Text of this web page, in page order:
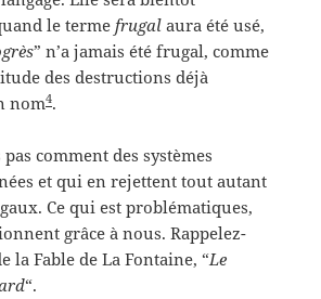
le terme frugalaura été usé,
” n’a jamais été frugal, comme
des destructions déjà
nom4.
comment des systèmes
et qui en rejettent tout autant
Ce qui est problématiques,
grâce à nous. Rappelez-
la Fable de La Fontaine, “Le
“.